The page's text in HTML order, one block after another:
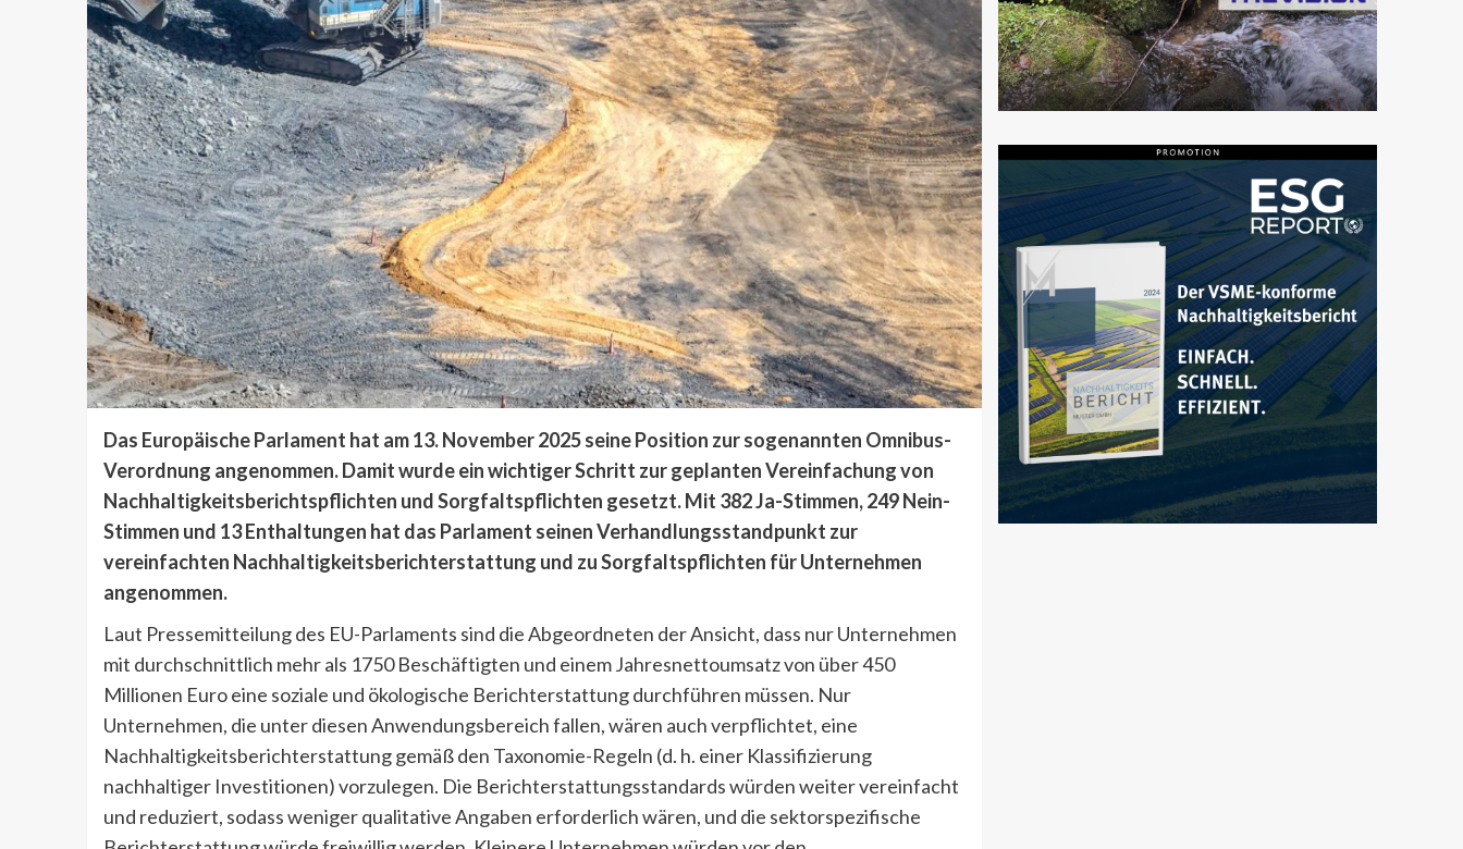
Das Europäische Parlament hat am 13. November 2025 seine Position zur sogenannten Omnibus-
Verordnung angenommen. Damit wurde ein wichtiger Schritt zur geplanten Vereinfachung von
Nachhaltigkeitsberichtspflichten und Sorgfaltspflichten gesetzt. Mit 382 Ja-Stimmen, 249 Nein-
Stimmen und 13 Enthaltungen hat das Parlament seinen Verhandlungsstandpunkt zur
vereinfachten Nachhaltigkeitsberichterstattung und zu Sorgfaltspflichten für Unternehmen
angenommen.
Laut Pressemitteilung des EU-Parlaments sind die Abgeordneten der Ansicht, dass nur Unternehmen
mit durchschnittlich mehr als 1750 Beschäftigten und einem Jahresnettoumsatz von über 450
Millionen Euro eine soziale und ökologische Berichterstattung durchführen müssen. Nur
Unternehmen, die unter diesen Anwendungsbereich fallen, wären auch verpflichtet, eine
Nachhaltigkeitsberichterstattung gemäß den Taxonomie-Regeln (d. h. einer Klassifizierung
nachhaltiger Investitionen) vorzulegen. Die Berichterstattungsstandards würden weiter vereinfacht
und reduziert, sodass weniger qualitative Angaben erforderlich wären, und die sektorspezifische